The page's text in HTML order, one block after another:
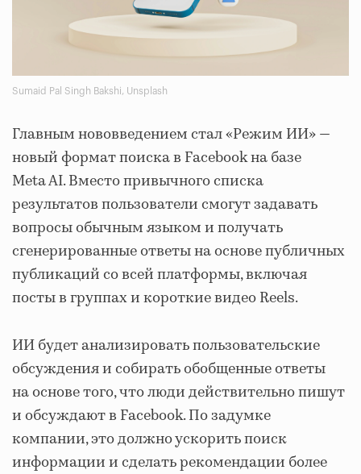
Sumaid Pal Singh Bakshi, Unsplash
Главным нововведением стал «Режим ИИ» —
новый формат поиска в Facebook на базе
Meta AI. Вместо привычного списка
результатов пользователи смогут задавать
вопросы обычным языком и получать
сгенерированные ответы на основе публичных
публикаций со всей платформы, включая
посты в группах и короткие видео Reels.
ИИ будет анализировать пользовательские
обсуждения и собирать обобщенные ответы
на основе того, что люди действительно пишут
и обсуждают в Facebook. По задумке
компании, это должно ускорить поиск
информации и сделать рекомендации более